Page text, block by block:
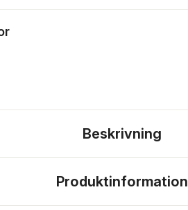
Beskrivning
Produktinformation